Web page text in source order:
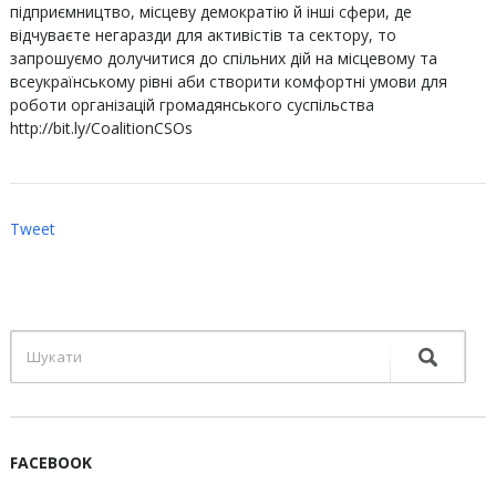
підприємництво, місцеву демократію й інші сфери, де
відчуваєте негаразди для активістів та сектору, то
запрошуємо долучитися до спільних дій на місцевому та
всеукраїнському рівні аби створити комфортні умови для
роботи організацій громадянського суспільства
http://bit.ly/CoalitionCSOs
Tweet
FACEBOOK